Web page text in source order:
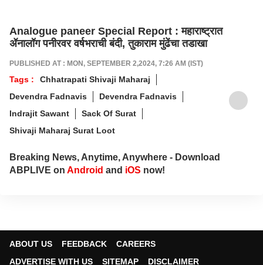
Analogue paneer Special Report : महाराष्ट्रात
ॲनालॉग पनीरवर वर्षभराची बंदी, तुकाराम मुंढेंचा तडाखा
PUBLISHED AT : MON, SEPTEMBER 2,2024, 7:26 AM (IST)
Tags :
Chhatrapati Shivaji Maharaj
Devendra Fadnavis
Devendra Fadnavis
Indrajit Sawant
Sack Of Surat
Shivaji Maharaj Surat Loot
Breaking News, Anytime, Anywhere - Download
ABPLIVE on Android and iOS now!
ABOUT US FEEDBACK
CAREERS
ADVERTISE WITH US
SITEMAP DISCLAIMER